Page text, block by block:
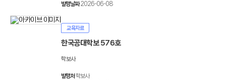
발행날짜2026-06-08
교육자료
한국공대학보 576호
학보사
발행처 학보사